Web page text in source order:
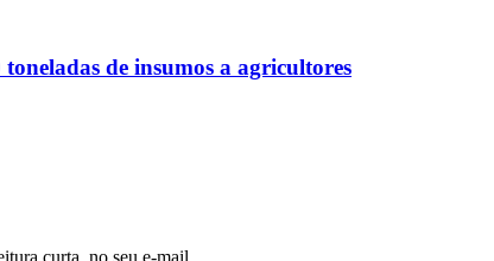
de insumos a agricultores